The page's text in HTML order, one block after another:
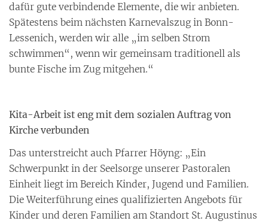
dafür gute verbindende Elemente, die wir anbieten.
Spätestens beim nächsten Karnevalszug in Bonn-
Lessenich, werden wir alle „im selben Strom
schwimmen“, wenn wir gemeinsam traditionell als
bunte Fische im Zug mitgehen.“
Kita-Arbeit ist eng mit dem sozialen Auftrag von
Kirche verbunden
Das unterstreicht auch Pfarrer Höyng: „Ein
Schwerpunkt in der Seelsorge unserer Pastoralen
Einheit liegt im Bereich Kinder, Jugend und Familien.
Die Weiterführung eines qualifizierten Angebots für
Kinder und deren Familien am Standort St. Augustinus